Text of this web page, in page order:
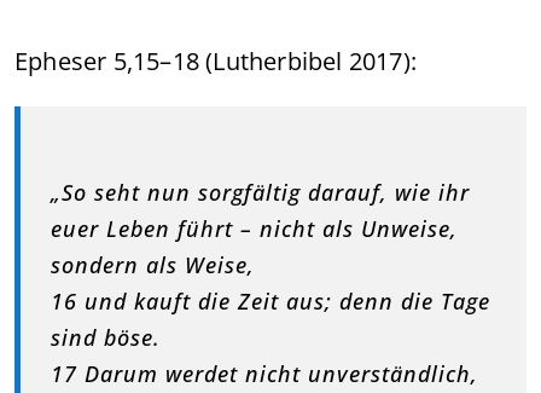
Epheser 5,15–18 (Lutherbibel 2017):
„So seht nun sorgfältig darauf, wie ihr
euer Leben führt – nicht als Unweise,
sondern als Weise,
16 und kauft die Zeit aus; denn die Tage
sind böse.
17 Darum werdet nicht unverständlich,